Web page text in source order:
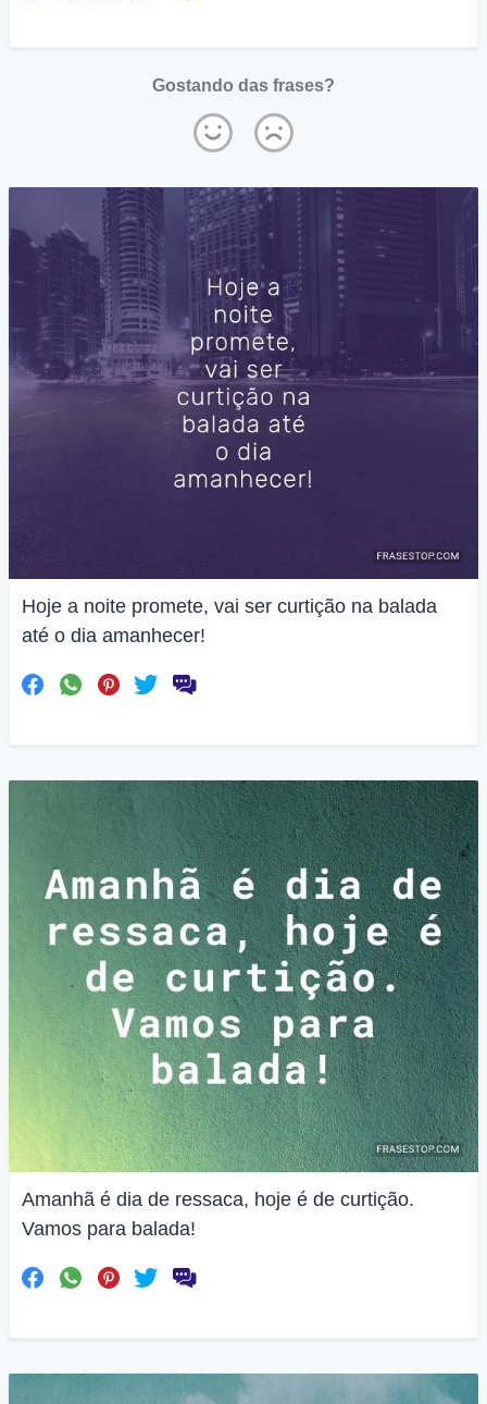
Gostando das frases?
Hoje a noite promete, vai ser curtição na balada
até o dia amanhecer!
Amanhã é dia de ressaca, hoje é de curtição.
Vamos para balada!